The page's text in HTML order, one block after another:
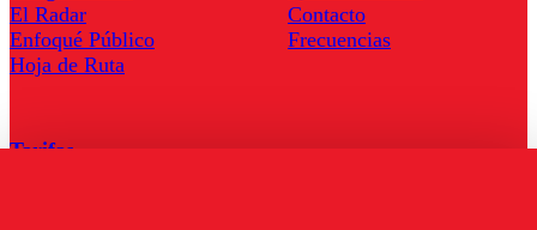
El Radar
Enfoqué Público
Hoja de Ruta
Contacto
Frecuencias
Tarifas